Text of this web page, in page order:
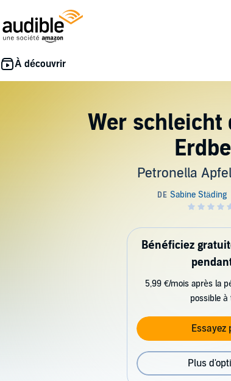
Wer schleicht
Petronella
Bénéficiez
5,99 €/mois après la
possible
Essayez
Plus